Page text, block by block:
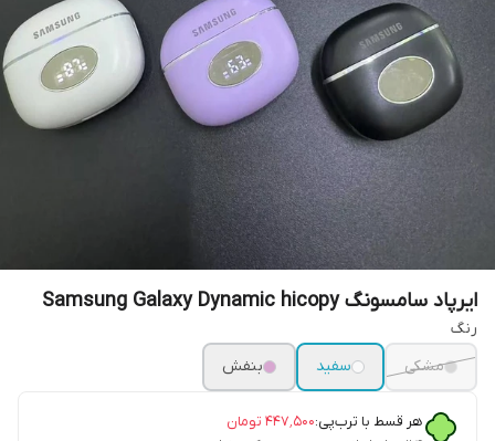
ایرپاد سامسونگ Samsung Galaxy Dynamic hicopy
رنگ
مشکی
سفید بنفش
هر قسط با ترب‌پی:۴۴۷٬۵۰۰ تومان